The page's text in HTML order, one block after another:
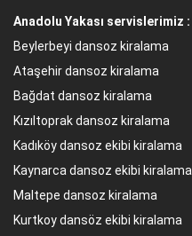
Anadolu Yakası servislerimiz :
Beylerbeyi dansoz kiralama
Ataşehir dansoz kiralama
Bağdat dansoz kiralama
Kızıltoprak dansoz kiralama
Kadıköy dansoz ekibi kiralama
Kaynarca dansoz ekibi kiralama
Maltepe dansoz kiralama
Kurtkoy dansöz ekibi kiralama